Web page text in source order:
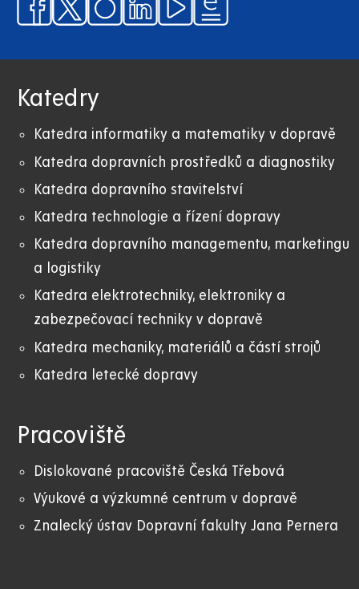
Katedry
Katedra informatiky a matematiky v dopravě
Katedra dopravních prostředků a diagnostiky
Katedra dopravního stavitelství
Katedra technologie a řízení dopravy
Katedra dopravního managementu, marketingu
a logistiky
Katedra elektrotechniky, elektroniky a
zabezpečovací techniky v dopravě
Katedra mechaniky, materiálů a částí strojů
Katedra letecké dopravy
Pracoviště
Dislokované pracoviště Česká Třebová
Výukové a výzkumné centrum v dopravě
Znalecký ústav Dopravní fakulty Jana Pernera